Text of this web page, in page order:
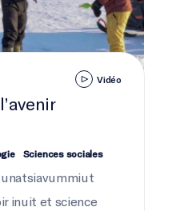
Vidéo
Sciences sociales
inuit et science